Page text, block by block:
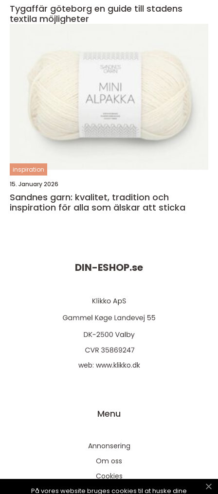
Tygaffär göteborg en guide till stadens
textila möjligheter
inspiration
15. January 2026
Sandnes garn: kvalitet, tradition och
inspiration för alla som älskar att sticka
DIN-ESHOP.se
web: www.klikko.dk
Menu
Annonsering
Om oss
Cookies
Kontakta oss
På vores website bruges cookies til at huske dine